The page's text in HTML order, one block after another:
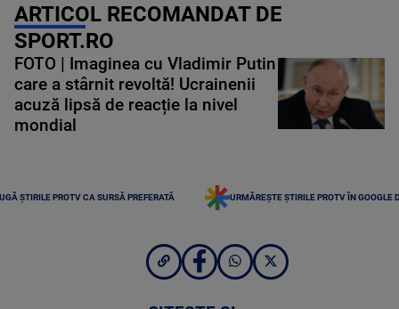
ARTICOL RECOMANDAT DE
SPORT.RO
FOTO | Imaginea cu Vladimir Putin
care a stârnit revoltă! Ucrainenii
acuză lipsă de reacție la nivel
mondial
ȘTIRILE PROTV CA SURSĂ PREFERATĂ URMĂREȘTE ȘTIRILE PROTV ÎN GOOGLE